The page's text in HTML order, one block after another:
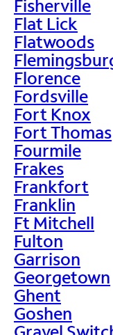
Fisherville
Flat Lick
Flatwoods
Florence
Fordsville
Fort Knox
Fort Thomas
Fourmile
Frakes
Frankfort
Franklin
Ft Mitchell
Fulton
Garrison
Georgetown
Ghent
Goshen